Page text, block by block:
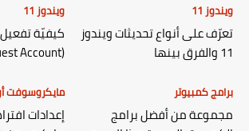
ويندوز 11
تعرّف على أنواع تحديثات ويندوز
11 والفرق بينها
ويندوز 11
كيفيّة
(Guest Account) في ويندوز 11
برامج كمبيوتر
مجموعة من أفضل برامج
مايكروسوفت
إعدادات